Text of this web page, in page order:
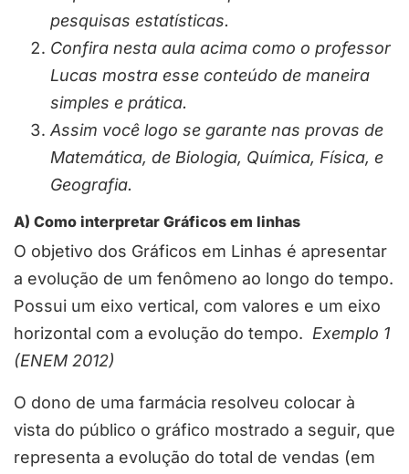
pesquisas estatísticas.
Confira nesta aula acima como o professor
Lucas mostra esse conteúdo de maneira
simples e prática.
Assim você logo se garante nas provas de
Matemática, de Biologia, Química, Física, e
Geografia.
A) Como interpretar Gráficos em linhas
O objetivo dos Gráficos em Linhas é apresentar
a evolução de um fenômeno ao longo do tempo.
Possui um eixo vertical, com valores e um eixo
horizontal com a evolução do tempo. Exemplo 1
(ENEM 2012)
O dono de uma farmácia resolveu colocar à
vista do público o gráfico mostrado a seguir, que
representa a evolução do total de vendas (em